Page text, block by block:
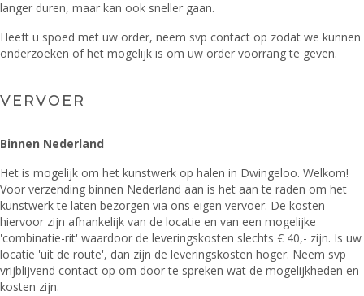
langer duren, maar kan ook sneller gaan.
Heeft u spoed met uw order, neem svp contact op zodat we kunnen
onderzoeken of het mogelijk is om uw order voorrang te geven.
VERVOER
Binnen Nederland
Het is mogelijk om het kunstwerk op halen in Dwingeloo. Welkom!
Voor verzending binnen Nederland aan is het aan te raden om het
kunstwerk te laten bezorgen via ons eigen vervoer. De kosten
hiervoor zijn afhankelijk van de locatie en van een mogelijke
'combinatie-rit' waardoor de leveringskosten slechts € 40,- zijn. Is uw
locatie 'uit de route', dan zijn de leveringskosten hoger. Neem svp
vrijblijvend contact op om door te spreken wat de mogelijkheden en
kosten zijn.